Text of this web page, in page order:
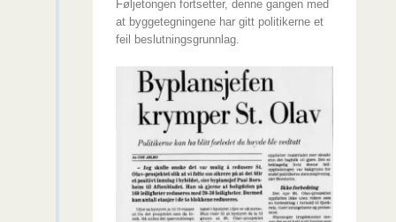
Føljetongen fortsetter, denne gangen med
at byggetegningene har gitt politikerne et
feil beslutningsgrunnlag.